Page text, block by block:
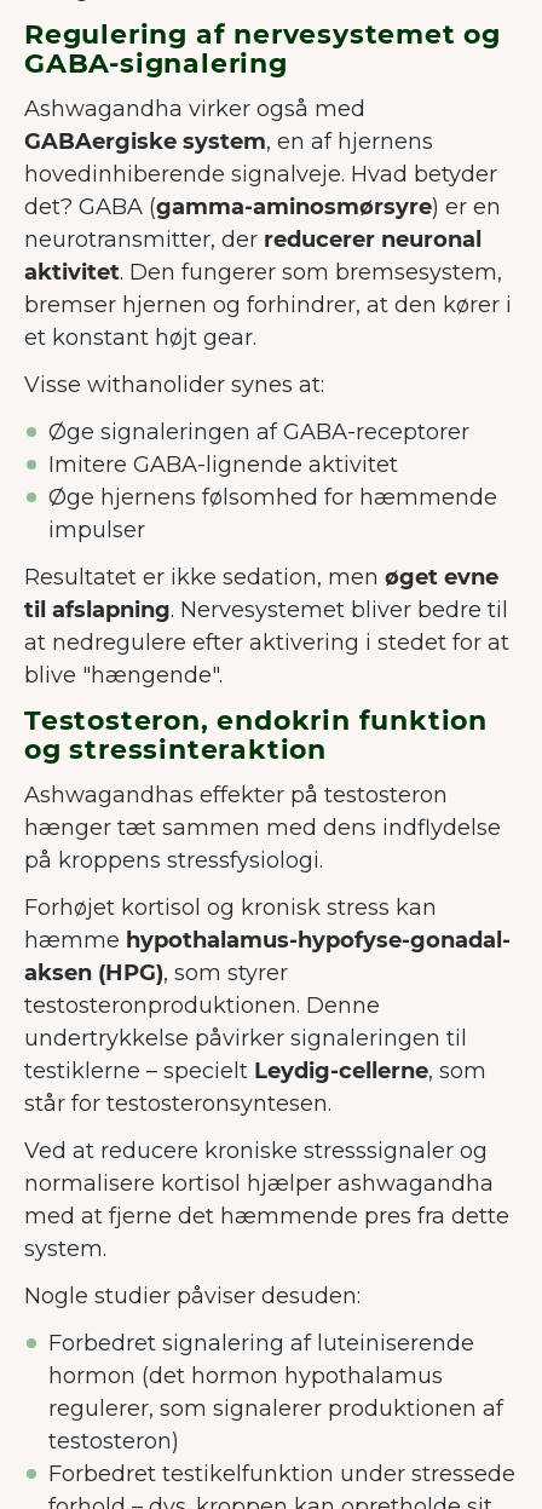
Regulering af nervesystemet og
GABA-signalering
Ashwagandha virker også med
GABAergiske system, en af hjernens
hovedinhiberende signalveje. Hvad betyder
det? GABA (gamma-aminosmørsyre) er en
neurotransmitter, der reducerer neuronal
aktivitet. Den fungerer som bremsesystem,
bremser hjernen og forhindrer, at den kører i
et konstant højt gear.
Visse withanolider synes at:
Øge signaleringen af GABA-receptorer
Imitere GABA-lignende aktivitet
Øge hjernens følsomhed for hæmmende
impulser
Resultatet er ikke sedation, men øget evne
til afslapning. Nervesystemet bliver bedre til
at nedregulere efter aktivering i stedet for at
blive "hængende".
Testosteron, endokrin funktion
og stressinteraktion
Ashwagandhas effekter på testosteron
hænger tæt sammen med dens indflydelse
på kroppens stressfysiologi.
Forhøjet kortisol og kronisk stress kan
hæmme hypothalamus-hypofyse-gonadal-
aksen (HPG), som styrer
testosteronproduktionen. Denne
undertrykkelse påvirker signaleringen til
testiklerne – specielt Leydig-cellerne, som
står for testosteronsyntesen.
Ved at reducere kroniske stresssignaler og
normalisere kortisol hjælper ashwagandha
med at fjerne det hæmmende pres fra dette
system.
Nogle studier påviser desuden:
Forbedret signalering af luteiniserende
hormon (det hormon hypothalamus
regulerer, som signalerer produktionen af
testosteron)
Forbedret testikelfunktion under stressede
forbedre brugeroplevelsen.Mere om
cookies
Accepter alle
Accepter nødvendige
Tilpas